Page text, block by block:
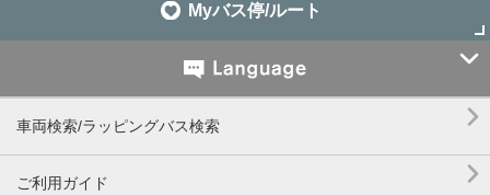
Myバス停/ルート

車両検索/ラッピングバス検索 
ご利用ガイド 